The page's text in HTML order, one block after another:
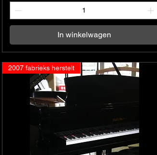
In winkelwagen
2007 fabrieks herstelt